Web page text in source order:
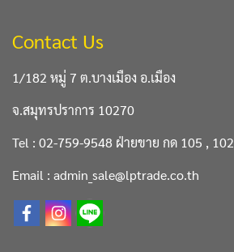
Contact Us
1/182 หมู่ 7 ต.บางเมือง อ.เมือง
จ.สมุทรปราการ 10270
Tel : 02-759-9548 ฝ่ายขาย กด 105 , 102
Email : admin_sale@lptrade.co.th